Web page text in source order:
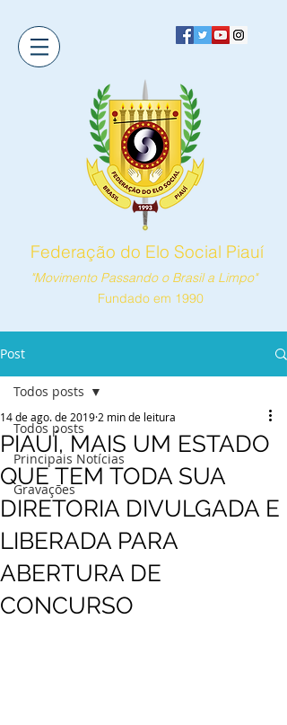
Federação do Elo Social Piauí
"Movimento Passando o Brasil a Limpo"
Fundado em 1990
Post
Todos posts
Principais Notícias
Gravações
Todos posts
PIAUÍ, MAIS UM ESTADO
QUE TEM TODA SUA
DIRETORIA DIVULGADA E
LIBERADA PARA
ABERTURA DE
CONCURSO
14 de ago. de 2019 2 min de leitura